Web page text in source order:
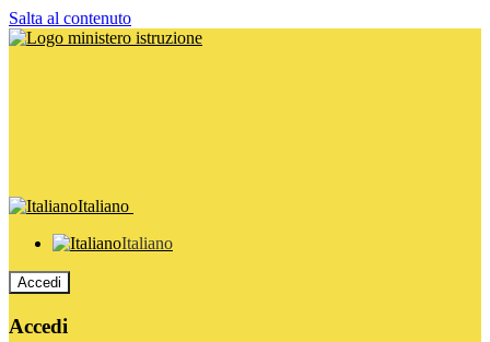
Salta al contenuto
Italiano
Italiano
Accedi
Accedi